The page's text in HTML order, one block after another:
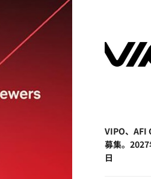
VIPO、AFI
募集。
日